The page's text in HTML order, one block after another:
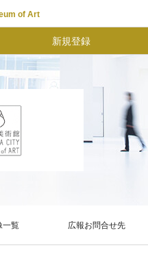
of Art
新規登録
一覧 広報お問合せ先